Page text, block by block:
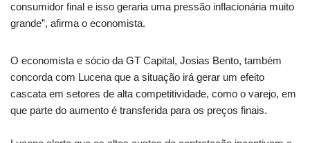
consumidor final e isso geraria uma pressão inflacionária muito
grande”, afirma o economista.
O economista e sócio da GT Capital, Josias Bento, também
concorda com Lucena que a situação irá gerar um efeito
cascata em setores de alta competitividade, como o varejo, em
que parte do aumento é transferida para os preços finais.